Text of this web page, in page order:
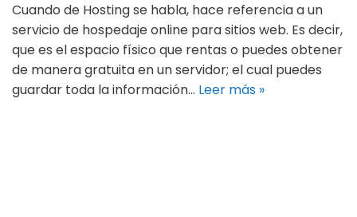
Cuando de Hosting se habla, hace referencia a un
servicio de hospedaje online para sitios web. Es decir,
que es el espacio físico que rentas o puedes obtener
de manera gratuita en un servidor; el cual puedes
guardar toda la información… Leer más »